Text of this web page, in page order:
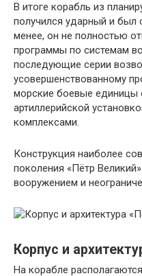
В итоге корабль из
получился ударный и был
менее, он не полностью
программы по системам
последующие серии
усовершенствованному
морские боевые единицы
артиллерийской
комплексами.
Конструкция наиболее
поколения «Пётр
вооружением и
Корпус и
На корабле